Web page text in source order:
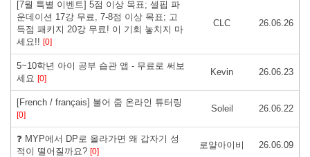
[7월 특별 이벤트] 5점 이상 목표; 셀핍 파
운데이션 17강 무료, 7-8점 이상 목표; 고
득점 패키지 20강 무료! 이 기회 놓치지 마
세요!! [0]
CLC 26.06.26
5~10학년 아이 공부 습관 앱 - 무료로 써보
세요 [0]
Kevin 26.06.23
[French / français] 불어 줌 온라인 튜터링
[0]
Soleil 26.06.22
❓ MYP에서 DP로 올라가면 왜 갑자기 성
적이 떨어질까요? [0]
로얄아이비 26.06.09